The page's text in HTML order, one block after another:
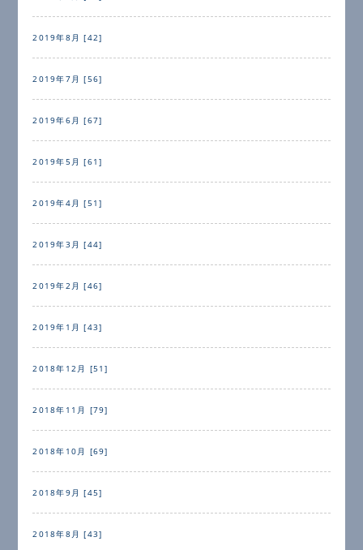
2019年8月 [42]
2019年7月 [56]
2019年6月 [67]
2019年5月 [61]
2019年4月 [51]
2019年3月 [44]
2019年2月 [46]
2019年1月 [43]
2018年12月 [51]
2018年11月 [79]
2018年10月 [69]
2018年9月 [45]
2018年8月 [43]